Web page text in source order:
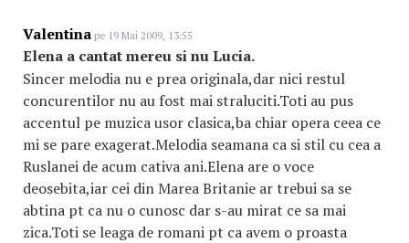
Valentina pe 19 Mai 2009, 13:55
Elena a cantat mereu si nu Lucia.
Sincer melodia nu e prea originala,dar nici restul
concurentilor nu au fost mai straluciti.Toti au pus
accentul pe muzica usor clasica,ba chiar opera ceea ce
mi se pare exagerat.Melodia seamana ca si stil cu cea a
Ruslanei de acum cativa ani.Elena are o voce
deosebita,iar cei din Marea Britanie ar trebui sa se
abtina pt ca nu o cunosc dar s-au mirat ce sa mai
zica.Toti se leaga de romani pt ca avem o proasta